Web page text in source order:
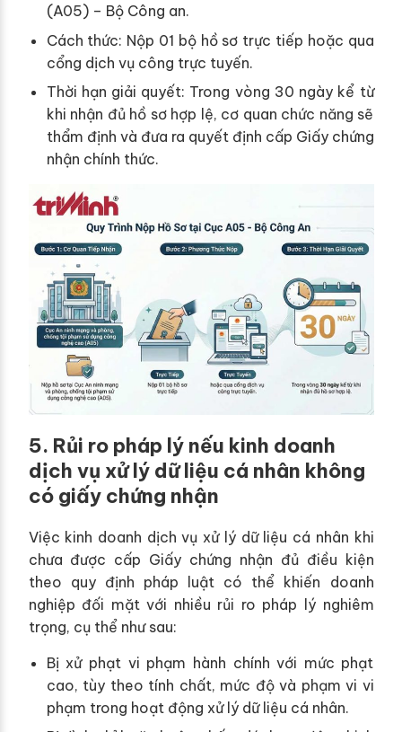
(A05) – Bộ Công an.
Cách thức: Nộp 01 bộ hồ sơ trực tiếp hoặc qua
cổng dịch vụ công trực tuyến.
Thời hạn giải quyết: Trong vòng 30 ngày kể từ
khi nhận đủ hồ sơ hợp lệ, cơ quan chức năng sẽ
thẩm định và đưa ra quyết định cấp Giấy chứng
nhận chính thức.
5. Rủi ro pháp lý nếu kinh doanh
dịch vụ xử lý dữ liệu cá nhân không
có giấy chứng nhận
Việc kinh doanh dịch vụ xử lý dữ liệu cá nhân khi
chưa được cấp Giấy chứng nhận đủ điều kiện
theo quy định pháp luật có thể khiến doanh
nghiệp đối mặt với nhiều rủi ro pháp lý nghiêm
trọng, cụ thể như sau:
Bị xử phạt vi phạm hành chính với mức phạt
cao, tùy theo tính chất, mức độ và phạm vi vi
phạm trong hoạt động xử lý dữ liệu cá nhân.